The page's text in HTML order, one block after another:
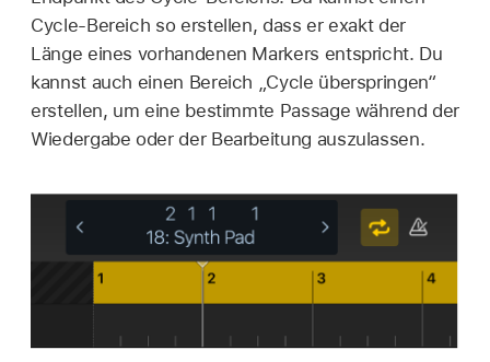
Cycle-Bereich so erstellen, dass er exakt der
Länge eines vorhandenen Markers entspricht. Du
kannst auch einen Bereich „Cycle überspringen“
erstellen, um eine bestimmte Passage während der
Wiedergabe oder der Bearbeitung auszulassen.